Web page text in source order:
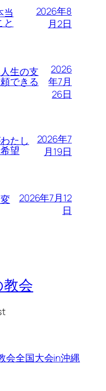
当
と
2026年8
月2日
生の支
できる
2026
年7月
26日
たし
望
2026年7
月19日
2026年7月12
日
会
会全国大会in沖縄